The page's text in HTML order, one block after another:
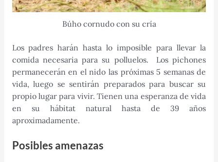
Búho cornudo con su cría
Los padres harán hasta lo imposible para llevar la
comida necesaria para su polluelos. Los pichones
permanecerán en el nido las próximas 5 semanas de
vida, luego se sentirán preparados para buscar su
propio lugar para vivir. Tienen una esperanza de vida
en su hábitat natural hasta de 39 años
aproximadamente.
Posibles amenazas